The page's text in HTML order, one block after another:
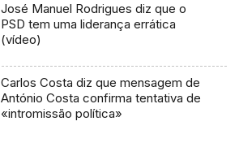
José Manuel Rodrigues diz que o
PSD tem uma liderança errática
(vídeo)
Carlos Costa diz que mensagem de
António Costa confirma tentativa de
«intromissão política»